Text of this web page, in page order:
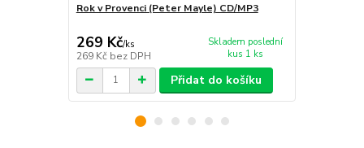
Rok v Provenci (Peter Mayle) CD/MP3
269 Kč/ks
269 Kč bez DPH
Skladem poslední
kus 1 ks
Přidat do košíku